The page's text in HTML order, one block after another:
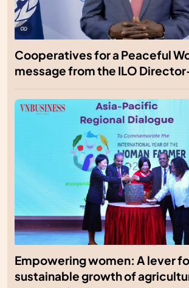
Cooperatives for a Peaceful
message from the ILO
Empowering women: A lever
sustainable growth of